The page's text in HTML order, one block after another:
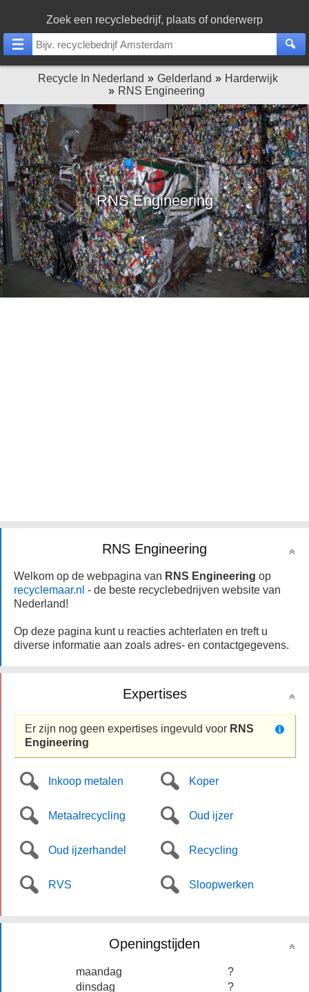
Zoek een recyclebedrijf, plaats of onderwerp
Recycle In Nederland Gelderland
Harderwijk
RNS Engineering
RNS Engineering
RNS Engineering
Welkom op de webpagina van RNS Engineering op
recyclemaar.nl - de beste recyclebedrijven website van
Nederland!
Op deze pagina kunt u reacties achterlaten en treft u
diverse informatie aan zoals adres- en contactgegevens.
Expertises
Er zijn nog geen expertises ingevuld voor RNS
Engineering
Inkoop metalen Koper
Metaalrecycling Oud ijzer
Oud ijzerhandel Recycling
RVS Sloopwerken
Openingstijden
maandag
?
dinsdag
?